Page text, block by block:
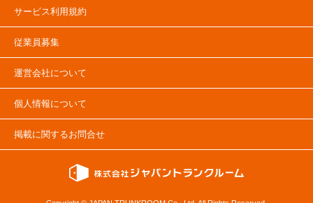
サービス利用規約
従業員募集
運営会社について
個人情報について
掲載に関するお問合せ